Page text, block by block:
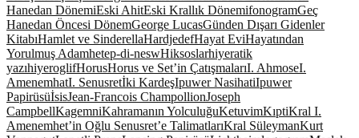
Hanedan DönemiEski AhitEski Krallık DönemifonogramGeç
Hanedan Öncesi DönemGeorge LucasGünden Dışarı Gidenler
KitabıHamlet ve SinderellaHardjedefHayat EviHayatından
Yorulmuş Adamhetep-di-neswHiksoslarhiyeratik
yazıhiyeroglifHorusHorus ve Set’in ÇatışmalarıI. AhmoseI.
AmenemhatI. Senusretİki KardeşIpuwer NasihatiIpuwer
PapirüsüİsisJean-Francois ChampollionJoseph
CampbellKagemniKahramanın YolculuğuKetuvimKıptiKral I.
Amenemhet’in Oğlu Senusret’e TalimatlarıKral SüleymanKurt